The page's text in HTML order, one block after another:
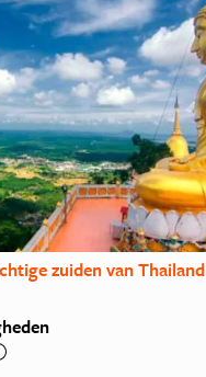
zuiden van Thailand